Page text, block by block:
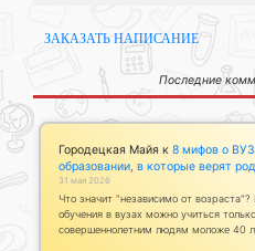
ЗАКАЗАТЬ НАПИСАНИЕ
Последние
Городецкая Майя к 8 мифов о
образовании, в которые верят
31 мая 2026
Что значит "независимо от
обучения в вузах можно учиться только
совершеннолетним людям моложе 40